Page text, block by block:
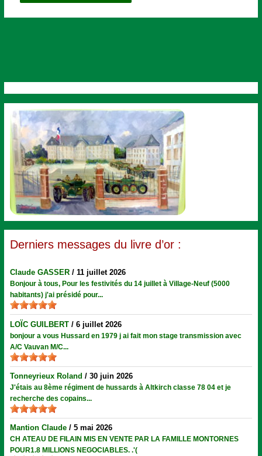
Derniers messages du livre d’or :
Claude GASSER /11 juillet 2026
Bonjour à tous, Pour les festivités du 14 juillet à Village-Neuf (5000
habitants) j'ai présidé pour...
LOÏC GUILBERT /6 juillet 2026
bonjour a vous Hussard en 1979 j ai fait mon stage transmission avec
A/C Vauvan M/C...
Tonneyrieux Roland /30 juin 2026
J'étais au 8ème régiment de hussards à Altkirch classe 78 04 et je
recherche des copains...
Mantion Claude /5 mai 2026
CH ATEAU DE FILAIN MIS EN VENTE PAR LA FAMILLE MONTORNES
POUR1.8 MILLIONS NEGOCIABLES. .'(